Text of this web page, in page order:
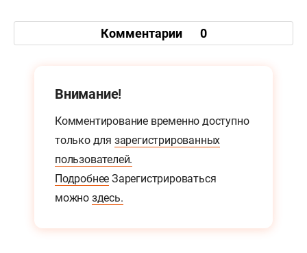
Комментарии 0
Внимание!
Комментирование временно доступно
только для зарегистрированных
пользователей.
Подробнее Зарегистрироваться
можно здесь.